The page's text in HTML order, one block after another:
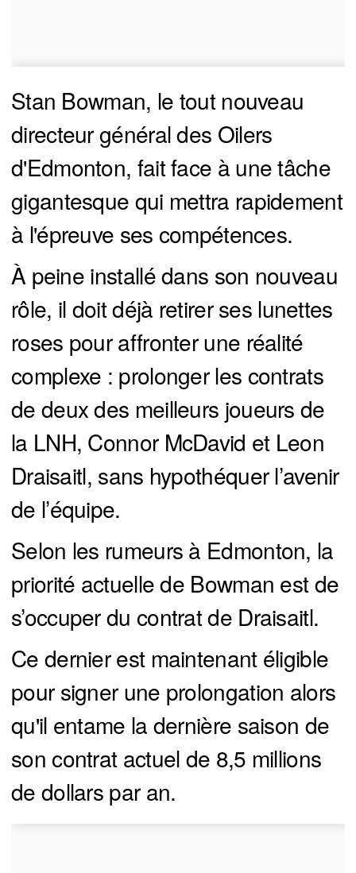
Stan Bowman, le tout nouveau
directeur général des Oilers
d'Edmonton, fait face à une tâche
gigantesque qui mettra rapidement
à l'épreuve ses compétences.
À peine installé dans son nouveau
rôle, il doit déjà retirer ses lunettes
roses pour affronter une réalité
complexe : prolonger les contrats
de deux des meilleurs joueurs de
la LNH, Connor McDavid et Leon
Draisaitl, sans hypothéquer l’avenir
de l’équipe.
Selon les rumeurs à Edmonton, la
priorité actuelle de Bowman est de
s’occuper du contrat de Draisaitl.
Ce dernier est maintenant éligible
pour signer une prolongation alors
qu'il entame la dernière saison de
son contrat actuel de 8,5 millions
de dollars par an.